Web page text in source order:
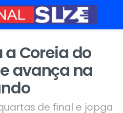
a Coreia do
e avança na
de final e jopga